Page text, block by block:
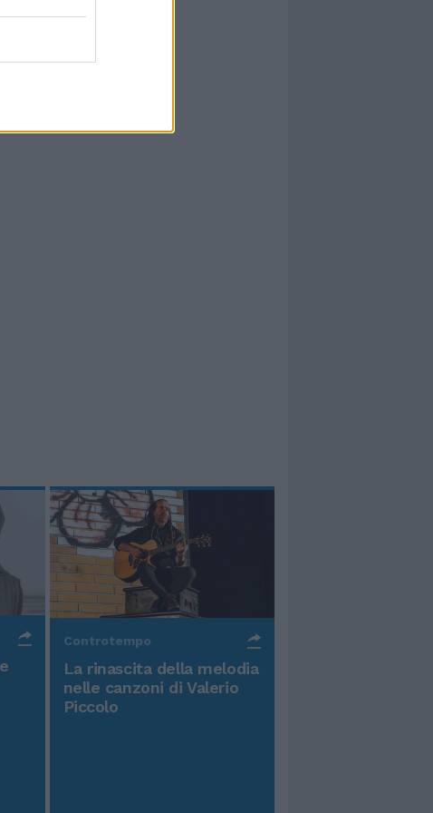
Controtempo
La rinascita della melodia
nelle canzoni di Valerio
Piccolo